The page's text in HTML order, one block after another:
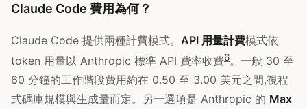
Claude Code 費用為何？
Claude Code 提供兩種計費模式。 API 用量計費模式依
token 用量以 Anthropic 標準 API 費率收費6。一般 30 至
60 分鐘的工作階段費用約在 0.50 至 3.00 美元之間,視程
式碼庫規模與生成量而定。另一選項是 Anthropic 的 Max